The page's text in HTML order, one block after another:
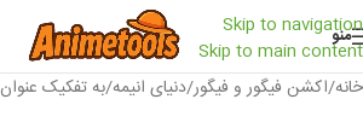
Skip to navigation
Skip to main content
منو
خانه/اکشن فیگور و فیگور/دنیای انیمه/به تفکیک عنوان